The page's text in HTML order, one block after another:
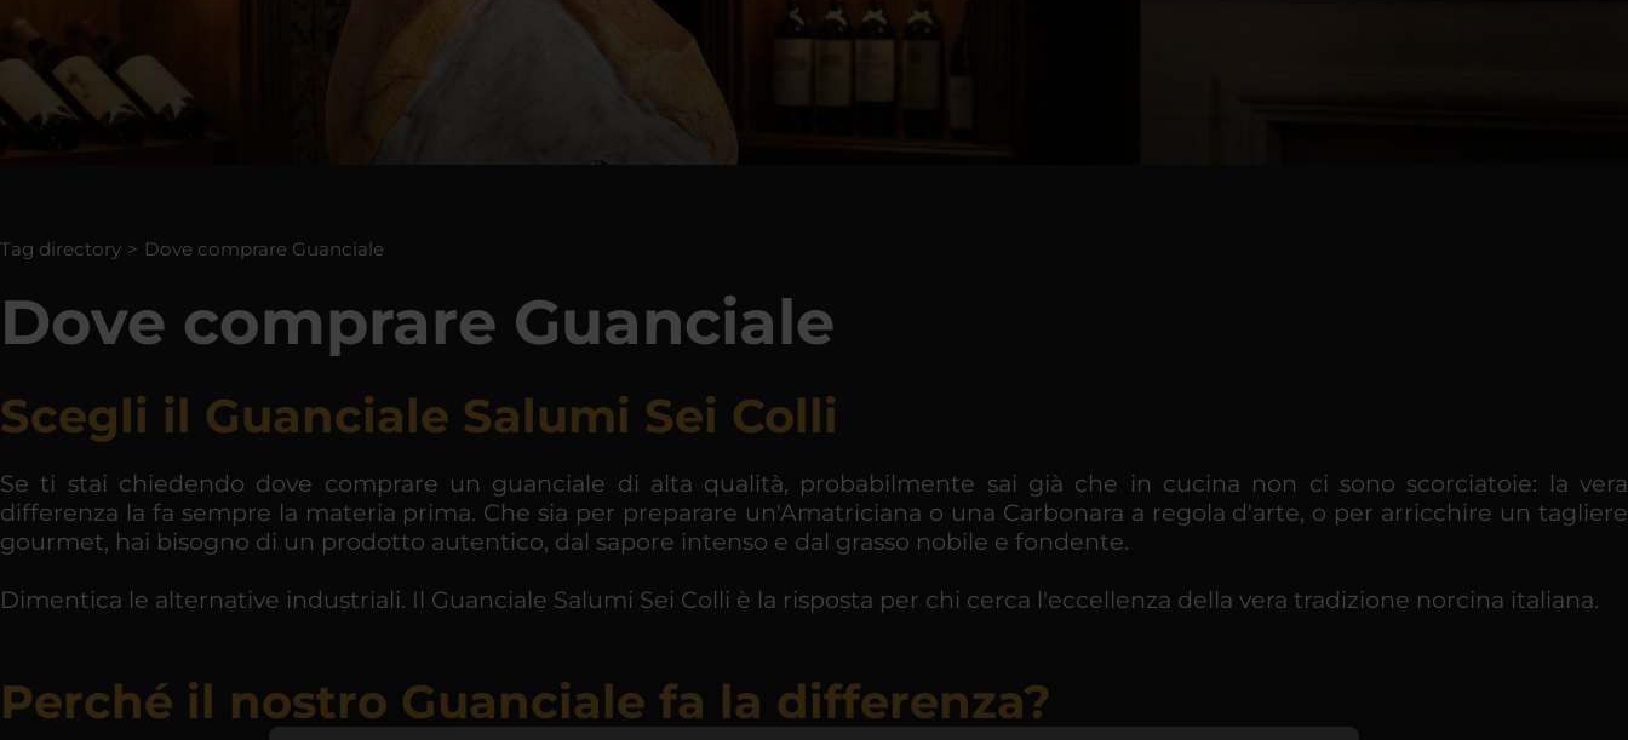
Filosofia Filiera Cooperativa Effeciesse
Tag directory > Dove comprare Guanciale
Dove comprare Guanciale
Scegli il Guanciale Salumi Sei Colli
Se ti stai chiedendo dove comprare un guanciale di alta qualità, probabilmente sai già che in cucina non ci sono scorciatoie: la vera
differenza la fa sempre la materia prima. Che sia per preparare un'Amatriciana o una Carbonara a regola d'arte, o per arricchire un tagliere
gourmet, hai bisogno di un prodotto autentico, dal sapore intenso e dal grasso nobile e fondente.
Dimentica le alternative industriali. Il Guanciale Salumi Sei Colli è la risposta per chi cerca l'eccellenza della vera tradizione norcina italiana.
Perché il nostro Guanciale fa la differenza?